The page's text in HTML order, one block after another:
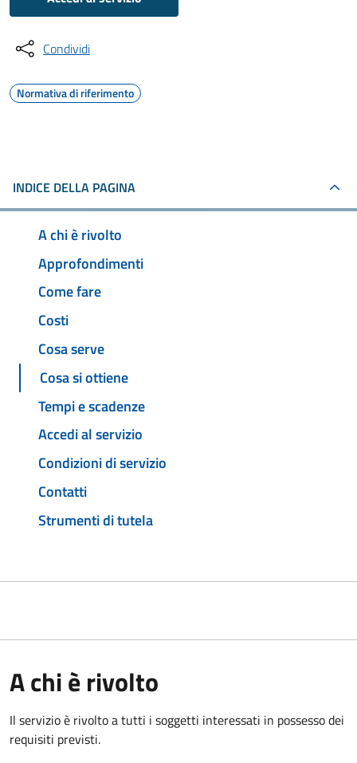
Condividi
Normativa di riferimento
INDICE DELLA PAGINA
A chi è rivolto
Approfondimenti
Come fare
Costi
Cosa serve
Cosa si ottiene
Tempi e scadenze
Accedi al servizio
Condizioni di servizio
Contatti
Strumenti di tutela
A chi è rivolto
Il servizio è rivolto a tutti i soggetti interessati in possesso dei
requisiti previsti.